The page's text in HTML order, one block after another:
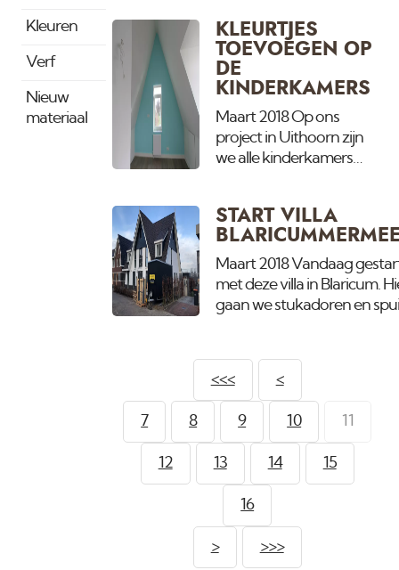
Kleuren
Verf
Nieuw
materiaal
Gelegen boven het
Aziatische restaurant
Cha welke net is
geopend.
KLEURTJES
TOEVOEGEN OP
DE
KINDERKAMERS
Maart 2018 Op ons
project in Uithoorn zijn
we alle kinderkamers
uitgekozen kleurtje op
de wanden zodat
iedereen echt zijn eigen
kamert heeft.
START VILLA
Maart 2018 Vandaag
met deze villa in Blaricum.
gaan we stukadoren en
<<< <
7 8 9 10 11
12 13 14 15
16
> >>>